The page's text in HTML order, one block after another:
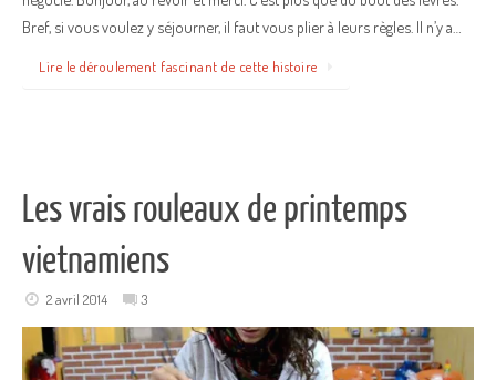
Bref, si vous voulez y séjourner, il faut vous plier à leurs règles. Il n’y a…
Lire le déroulement fascinant de cette histoire
Les vrais rouleaux de printemps
vietnamiens
2 avril 2014 3